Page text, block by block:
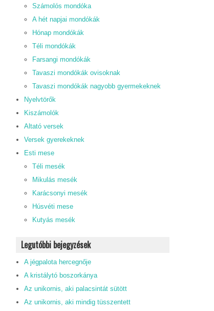
Számolós mondóka
A hét napjai mondókák
Hónap mondókák
Téli mondókák
Farsangi mondókák
Tavaszi mondókák ovisoknak
Tavaszi mondókák nagyobb gyermekeknek
Nyelvtörők
Kiszámolók
Altató versek
Versek gyerekeknek
Esti mese
Téli mesék
Mikulás mesék
Karácsonyi mesék
Húsvéti mese
Kutyás mesék
Legutóbbi bejegyzések
A jégpalota hercegnője
A kristálytó boszorkánya
Az unikornis, aki palacsintát sütött
Az unikornis, aki mindig tüsszentett